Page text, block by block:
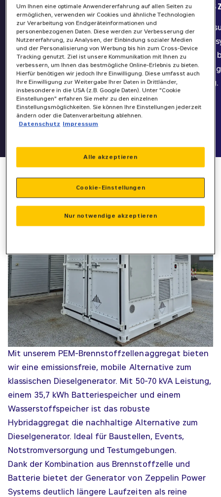
GENERATOREN
Mit unserem mobilen PEM-
Brennstoffzellengenerator bieten wir
eine marktreife, robuste Lösung für erste
Pilotprojekte und den Einstieg in die
Wasserstofftechnologie.
PLANUNG BIS
der
Integration
und
Anwendung.
MOBILE WASSERSTOFF-ENERGIE ZUR MIETE: UNSER PEM-
Mit unserem PEM-Brennstoffzellenaggregat bieten
wir eine emissionsfreie, mobile Alternative zum
klassischen Dieselgenerator. Mit 50-70 kVA Leistung,
einem 35,7 kWh Batteriespeicher und einem
Wasserstoffspeicher ist das robuste
Hybridaggregat die nachhaltige Alternative zum
Dieselgenerator. Ideal für Baustellen, Events,
Notstromversorgung und Testumgebungen.
Dank der Kombination aus Brennstoffzelle und
Batterie bietet der Generator von Zeppelin Power
Systems deutlich längere Laufzeiten als reine
Um Ihnen eine optimale Anwendererfahrung auf allen Seiten zu
ermöglichen, verwenden wir Cookies und ähnliche Technologien
zur Verarbeitung von Endgeräteinformationen und
personenbezogenen Daten. Diese werden zur Verbesserung der
Nutzererfahrung, zu Analysen, der Einbindung sozialer Medien
und der Personalisierung von Werbung bis hin zum Cross-Device
Tracking genutzt. Ziel ist unsere Kommunikation mit Ihnen zu
verbessern, um Ihnen das bestmögliche Online-Erlebnis zu bieten.
Hierfür benötigen wir jedoch Ihre Einwilligung. Diese umfasst auch
Ihre Einwilligung zur Weitergabe Ihrer Daten in Drittländer,
insbesondere in die USA (z.B. Google Daten). Unter "Cookie
Einstellungen" erfahren Sie mehr zu den einzelnen
Einstellungsmöglichkeiten. Sie können Ihre Einstellungen jederzeit
ändern oder die Datenverarbeitung ablehnen.
Datenschutz Impressum
Nur notwendige akzeptieren
Alle akzeptieren
Cookie-Einstellungen